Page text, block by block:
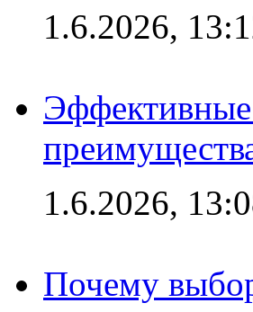
1.6.2026,
1.6.2026,
Почему